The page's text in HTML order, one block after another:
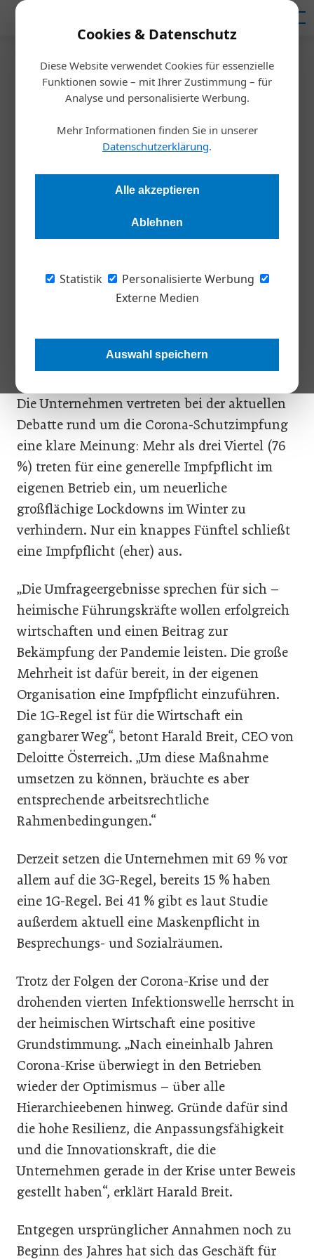
Cookies & Datenschutz
Diese Website verwendet Cookies für essenzielle
Funktionen sowie – mit Ihrer Zustimmung – für
Analyse und personalisierte Werbung.
Mehr Informationen finden Sie in unserer
Datenschutzerklärung.
Alle akzeptieren
Ablehnen
Statistik
Personalisierte Werbung
Externe Medien
Auswahl speichern
Startseite/Allgemein
Unternehmen für Impfpflicht
Redaktion 05.10.2021, 13:44 Uhr
Eine neue Studie von Deloitte belegt: Zur Verhinderung
Führungskräfte eine generelle Impfpflicht im eigenen
Unternehmen. Trotz hoher Corona-Zahlen ist die Stimmung in
Im Rahmen des Deloitte Unternehmens-
in einer Umfrage mehr als 220 Führungskräfte
aus ganz Österreich um ihre Einschätzungen
Die Unternehmen vertreten bei der aktuellen
Debatte rund um die Corona-Schutzimpfung
eine klare Meinung: Mehr als drei Viertel (76
%) treten für eine generelle Impfpflicht im
eigenen Betrieb ein, um neuerliche
großflächige Lockdowns im Winter zu
verhindern. Nur ein knappes Fünftel schließt
eine Impfpflicht (eher) aus.
„Die Umfrageergebnisse sprechen für sich –
heimische Führungskräfte wollen erfolgreich
wirtschaften und einen Beitrag zur
Bekämpfung der Pandemie leisten. Die große
Mehrheit ist dafür bereit, in der eigenen
Organisation eine Impfpflicht einzuführen.
Die 1G-Regel ist für die Wirtschaft ein
gangbarer Weg“, betont Harald Breit, CEO von
Deloitte Österreich. „Um diese Maßnahme
umsetzen zu können, bräuchte es aber
entsprechende arbeitsrechtliche
Rahmenbedingungen.“
Derzeit setzen die Unternehmen mit 69 % vor
allem auf die 3G-Regel, bereits 15 % haben
eine 1G-Regel. Bei 41 % gibt es laut Studie
außerdem aktuell eine Maskenpflicht in
Besprechungs- und Sozialräumen.
Trotz der Folgen der Corona-Krise und der
drohenden vierten Infektionswelle herrscht in
der heimischen Wirtschaft eine positive
Grundstimmung. „Nach eineinhalb Jahren
Corona-Krise überwiegt in den Betrieben
wieder der Optimismus – über alle
Hierarchieebenen hinweg. Gründe dafür sind
die hohe Resilienz, die Anpassungsfähigkeit
und die Innovationskraft, die die
Unternehmen gerade in der Krise unter Beweis
gestellt haben“, erklärt Harald Breit.
Entgegen ursprünglicher Annahmen noch zu
Beginn des Jahres hat sich das Geschäft für